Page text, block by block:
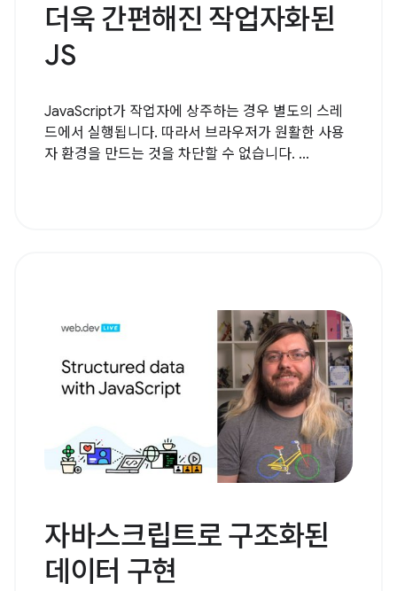
더욱 간편해진 작업자화된
JS
JavaScript가 작업자에 상주하는 경우 별도의 스레
드에서 실행됩니다. 따라서 브라우저가 원활한 사용
자 환경을 만드는 것을 차단할 수 없습니다. ...
자바스크립트로 구조화된
데이터 구현